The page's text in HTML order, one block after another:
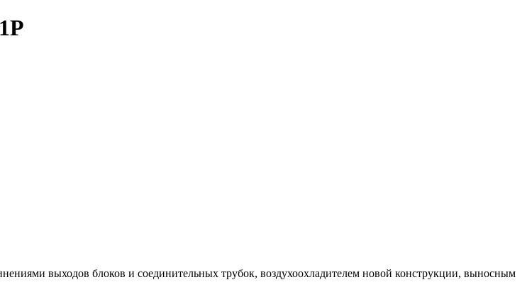
выходов блоков и соединительных трубок, воздухоохладителем новой конструкции, выносным